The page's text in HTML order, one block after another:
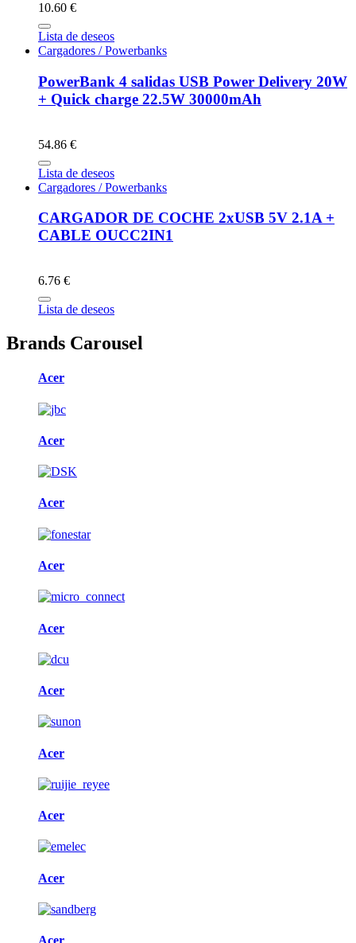
10.60 €
Lista de deseos
Cargadores / Powerbanks
PowerBank 4 salidas USB Power Delivery 20W
+ Quick charge 22.5W 30000mAh
54.86 €
Lista de deseos
Cargadores / Powerbanks
CARGADOR DE COCHE 2xUSB 5V 2.1A +
CABLE OUCC2IN1
6.76 €
Lista de deseos
Brands Carousel
Acer
Acer
Acer
Acer
Acer
Acer
Acer
Acer
Acer